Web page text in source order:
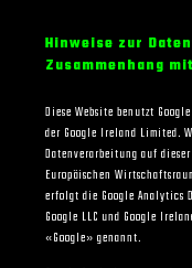
Hinweise zur
Zusammenhang
Diese Website benutzt
der Google Ireland Limited.
Datenverarbeitung auf
Europäischen
erfolgt die Google Analytics
Google LLC und Google
«Google» genannt.